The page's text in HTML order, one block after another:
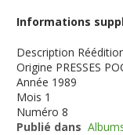
Informations
Description
Origine PRESSES
Année 1989
Mois 1
Numéro 8
Publié dans